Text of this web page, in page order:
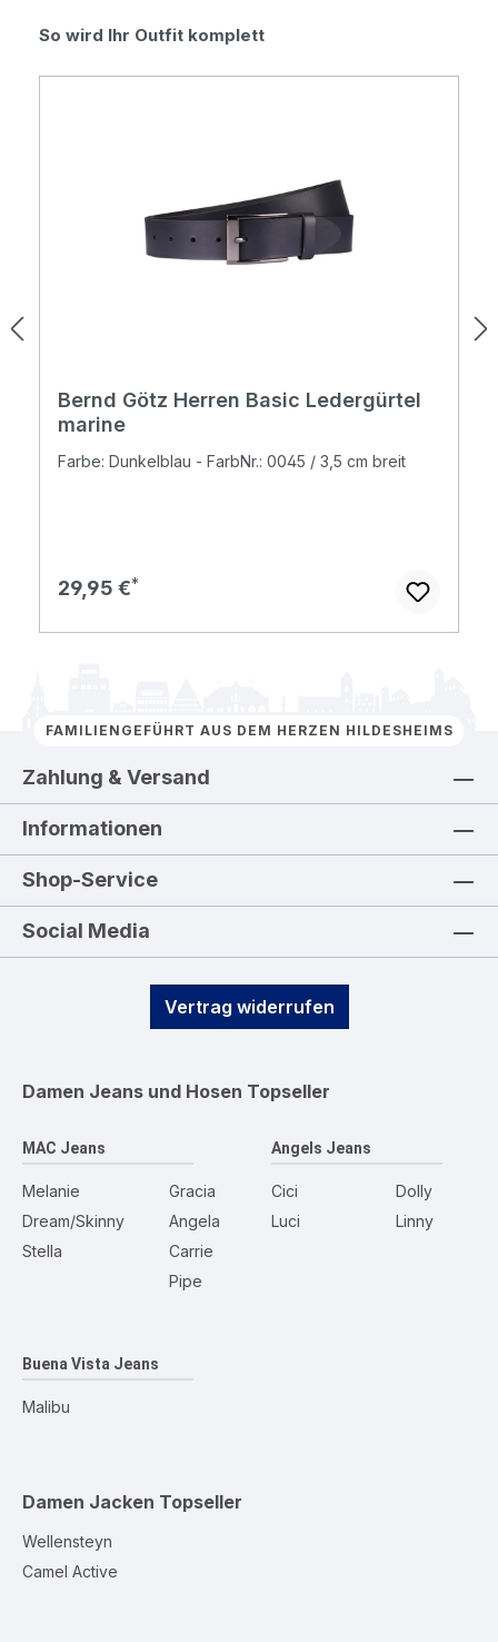
Produktgalerie überspringen
So wird Ihr Outfit komplett
Bernd Götz Herren Basic Ledergürtel
marine
Farbe: Dunkelblau - FarbNr.: 0045 / 3,5 cm breit
Regulärer Preis:
29,95 €
FAMILIENGEFÜHRT AUS DEM HERZEN HILDESHEIMS
Zahlung & Versand
Informationen
Shop-Service
Social Media
Vertrag widerrufen
Damen Jeans und Hosen Topseller
MAC Jeans
Melanie
Dream/Skinny
Stella
Gracia
Angela
Carrie
Pipe
Angels Jeans
Cici
Luci
Dolly
Linny
Buena Vista Jeans
Malibu
Damen Jacken Topseller
Wellensteyn
Camel Active